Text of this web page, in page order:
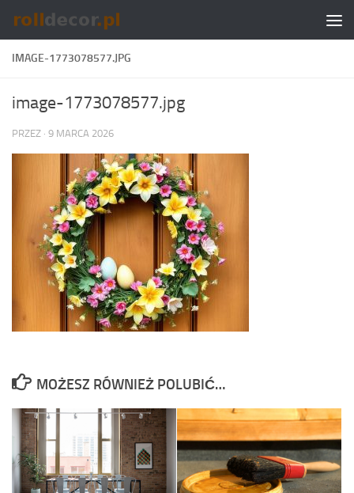
Skip to content
IMAGE-1773078577.JPG
image-1773078577.jpg
PRZEZ · 9 MARCA 2026
MOŻESZ RÓWNIEŻ POLUBIĆ…